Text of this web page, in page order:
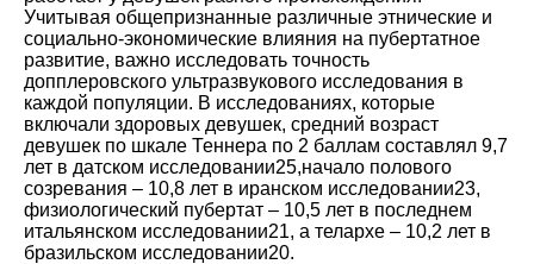
Учитывая общепризнанные различные этнические и
социально-экономические влияния на пубертатное
развитие, важно исследовать точность
допплеровского ультразвукового исследования в
каждой популяции. В исследованиях, которые
включали здоровых девушек, средний возраст
девушек по шкале Теннера по 2 баллам составлял 9,7
лет в датском исследовании25,начало полового
созревания – 10,8 лет в иранском исследовании23,
физиологический пубертат – 10,5 лет в последнем
итальянском исследовании21, а телархе – 10,2 лет в
бразильском исследовании20.